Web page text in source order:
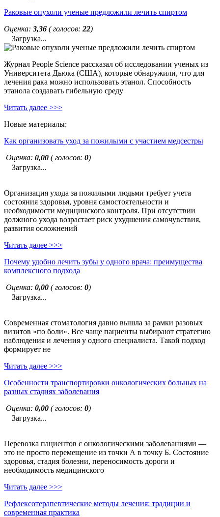
Раковые опухоли ученые предложили лечить спиртом
Оценка: 3,36 ( голосов: 22)
Загрузка...
Журнал People Science рассказал об исследовании ученых из
Университета Дьюка (США), которые обнаружили, что для
лечения рака можно использовать этанол. Способность
этанола создавать гибельную среду
Читать далее >>>
Новые материалы:
Как организовать уход за пожилыми с участием медсестры
Оценка: 0,00 ( голосов: 0)
Загрузка...
Организация ухода за пожилыми людьми требует учета
состояния здоровья, уровня самостоятельности и
необходимости медицинского контроля. При отсутствии
должного ухода возрастает риск ухудшения самочувствия,
развития осложнений
Читать далее >>>
Почему удобно лечить зубы у одного врача: преимущества
комплексного подхода
Оценка: 0,00 ( голосов: 0)
Загрузка...
Современная стоматология давно вышла за рамки разовых
визитов «по боли». Все чаще пациенты выбирают стратегию
наблюдения и лечения у одного специалиста. Такой подход
формирует не
Читать далее >>>
Особенности транспортировки онкологических больных на
разных стадиях заболевания
Оценка: 0,00 ( голосов: 0)
Загрузка...
Перевозка пациентов с онкологическими заболеваниями —
это не просто перемещение из точки А в точку Б. Состояние
здоровья, стадия болезни, переносимость дороги и
необходимость медицинского
Читать далее >>>
Рефлексотерапевтические методы лечения: традиции и
современная практика